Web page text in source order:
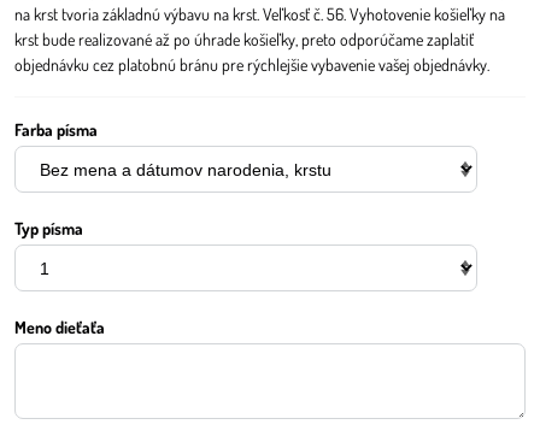
na krst tvoria základnú výbavu na krst. Veľkosť č. 56. Vyhotovenie košieľky na
krst bude realizované až po úhrade košieľky, preto odporúčame zaplatiť
objednávku cez platobnú bránu pre rýchlejšie vybavenie vašej objednávky.
Farba písma
Typ písma
Meno dieťaťa